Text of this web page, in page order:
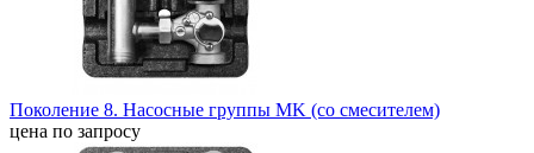
Поколение 8. Насосные группы MK (со смесителем)
цена по запросу